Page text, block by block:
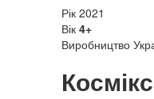
Рік 2021
Вік 4+
Виробництво
Космікс